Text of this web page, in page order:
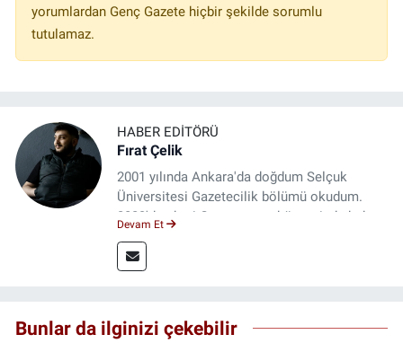
yorumlardan Genç Gazete hiçbir şekilde sorumlu
tutulamaz.
HABER EDITÖRÜ
Fırat Çelik
2001 yılında Ankara'da doğdum Selçuk
Üniversitesi Gazetecilik bölümü okudum.
2023'den beri Genç gazete bünyesinde haber
Devam Et
Bunlar da ilginizi çekebilir